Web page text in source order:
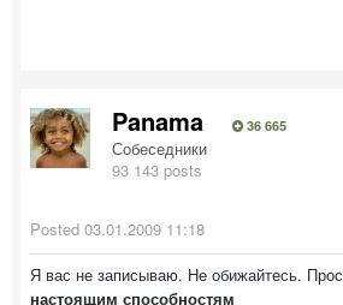
Panama 36 665
Собеседники
93 143 posts
Posted 03.01.2009 11:18
Я вас не записываю. Не обижайтесь.
настоящим способностям